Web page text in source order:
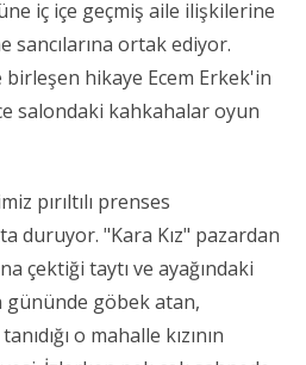
iç içe geçmiş aile ilişkilerine
sancılarına ortak ediyor.
birleşen hikaye Ecem Erkek'in
salondaki kahkahalar oyun
pırıltılı prenses
duruyor. "Kara Kız" pazardan
çektiği taytı ve ayağındaki
gününde göbek atan,
o mahalle kızının